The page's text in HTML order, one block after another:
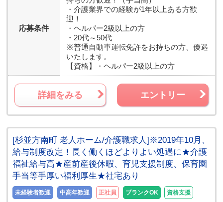
応募条件
・介護業界での経験が1年以上ある方歓
迎！
・ヘルパー2級以上の方
・20代～50代
※普通自動車運転免許をお持ちの方、優遇
いたします。
【資格】
・ヘルパー2級以上の方
詳細をみる エントリー
[杉並方南町 老人ホーム/介護職求人]※2019年10月、
給与制度改定！長く働くほどよりよい処遇に★介護
福祉給与高★産前産後休暇、育児支援制度、保育園
手当等手厚い福利厚生★社宅あり
未経験者歓迎 中高年歓迎 正社員 ブランクOK 資格支援